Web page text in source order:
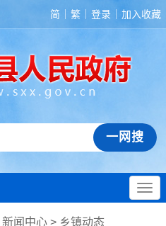
简 繁 登录 加入收藏
新闻中心 > 乡镇动态